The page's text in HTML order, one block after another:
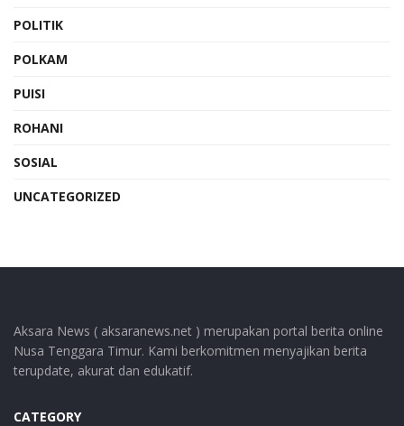
POLITIK
POLKAM
PUISI
ROHANI
SOSIAL
UNCATEGORIZED
Aksara News ( aksaranews.net ) merupakan portal berita online
Nusa Tenggara Timur. Kami berkomitmen menyajikan berita
terupdate, akurat dan edukatif.
CATEGORY